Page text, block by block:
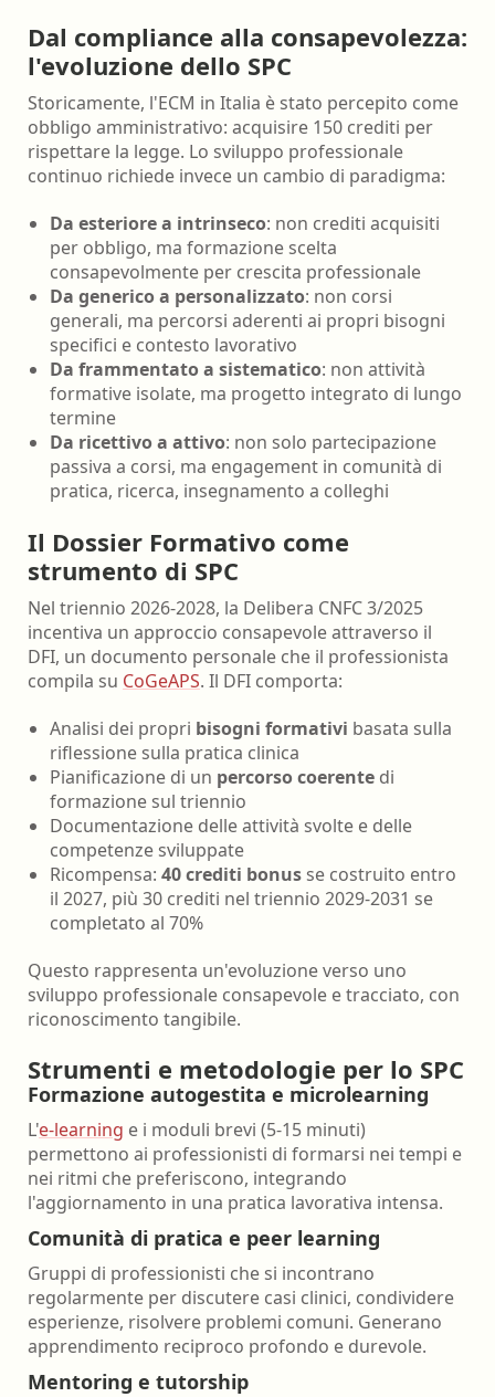
Dal compliance alla consapevolezza:
l'evoluzione dello SPC
Storicamente, l'ECM in Italia è stato percepito come
obbligo amministrativo: acquisire 150 crediti per
rispettare la legge. Lo sviluppo professionale
continuo richiede invece un cambio di paradigma:
Da esteriore a intrinseco: non crediti acquisiti
per obbligo, ma formazione scelta
consapevolmente per crescita professionale
Da generico a personalizzato: non corsi
generali, ma percorsi aderenti ai propri bisogni
specifici e contesto lavorativo
Da frammentato a sistematico: non attività
formative isolate, ma progetto integrato di lungo
termine
Da ricettivo a attivo: non solo partecipazione
passiva a corsi, ma engagement in comunità di
pratica, ricerca, insegnamento a colleghi
Il Dossier Formativo come
strumento di SPC
Nel triennio 2026-2028, la Delibera CNFC 3/2025
incentiva un approccio consapevole attraverso il
DFI, un documento personale che il professionista
compila su CoGeAPS. Il DFI comporta:
Analisi dei propri bisogni formativi basata sulla
riflessione sulla pratica clinica
Pianificazione di un percorso coerente di
formazione sul triennio
Documentazione delle attività svolte e delle
competenze sviluppate
Ricompensa: 40 crediti bonus se costruito entro
il 2027, più 30 crediti nel triennio 2029-2031 se
completato al 70%
Questo rappresenta un'evoluzione verso uno
sviluppo professionale consapevole e tracciato, con
riconoscimento tangibile.
Strumenti e metodologie per lo SPC
Formazione autogestita e microlearning
L'e-learning e i moduli brevi (5-15 minuti)
permettono ai professionisti di formarsi nei tempi e
nei ritmi che preferiscono, integrando
l'aggiornamento in una pratica lavorativa intensa.
Comunità di pratica e peer learning
Gruppi di professionisti che si incontrano
regolarmente per discutere casi clinici, condividere
esperienze, risolvere problemi comuni. Generano
apprendimento reciproco profondo e durevole.
Mentoring e tutorship